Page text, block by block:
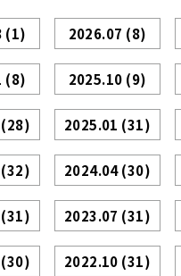
(1) 2026.07 (8)
(8) 2025.10 (9)
(28) 2025.01 (31)
(32) 2024.04(30)
(31) 2023.07 (31)
(30) 2022.10 (31)